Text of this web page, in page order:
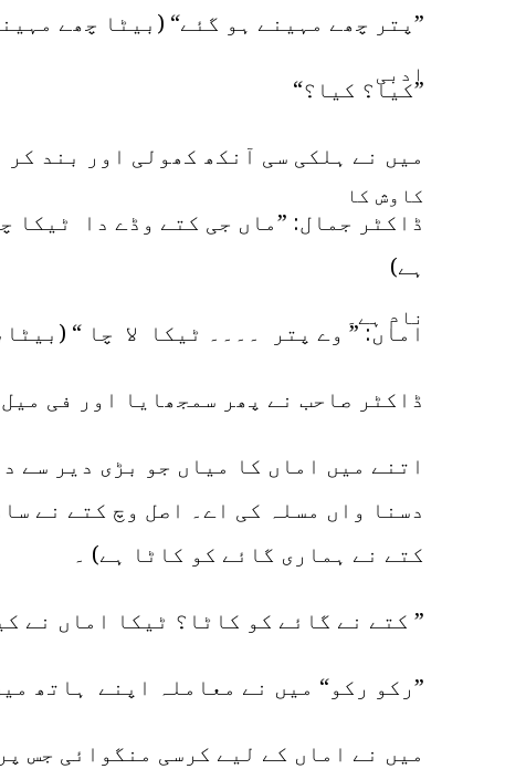
”پتر چھے مہینے ہو گئے“ (بیٹا چھے
”کیا؟ کیا؟“
میں نے ہلکی سی آنکھ کھولی اور بند کر
ڈاکٹر جمال: ”ماں جی کتے وڈے دا ٹیکا
ہے)
اماں: ” وے پتر ۔۔۔۔ ٹیکا لا چا “
ڈاکٹر صاحب نے پھر سمجھایا اور فی
اتنے میں اماں کا میاں جو بڑی دیر سے
دسنا واں مسلہ کی اے۔ اصل وچ کتے نے
کتے نے ہماری گائے کو کاٹا ہے) ۔
” کتے نے گائے کو کاٹا؟ ٹیکا اماں نے
”رکو رکو“ میں نے معاملہ اپنے ہاتھ
میں نے اماں کے لیے کرسی منگوائی جس